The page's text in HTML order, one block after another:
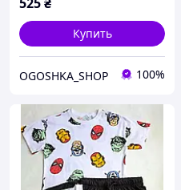
Купить
OGOSHKA_SHOP 100%